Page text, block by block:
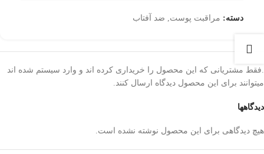
دسته: مراقبت پوست, ضد آفتاب
دیدگاهها
هیچ دیدگاهی برای این محصول نوشته نشده است.
.فقط مشتریانی که این محصول را خریداری کرده اند و وارد سیستم شده اند
میتوانند برای این محصول دیدگاه ارسال کنند.